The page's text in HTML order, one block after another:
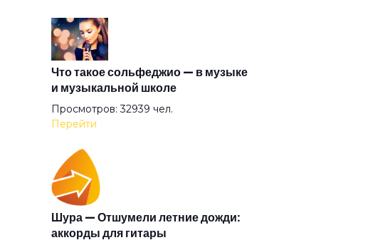
Герой асфальта
Гонка за славой
Город
Горящая стрела
Что такое сольфеджио — в музыке
и музыкальной школе
Просмотров: 32939 чел.
Перейти
Шура — Отшумели летние дожди:
аккорды для гитары